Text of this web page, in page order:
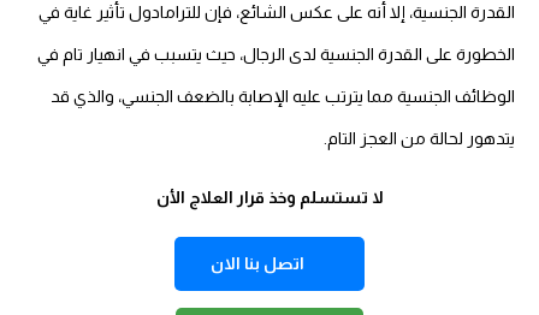
القدرة الجنسية، إلا أنه على عكس الشائع، فإن للترامادول تأثير غاية في
الخطورة على القدرة الجنسية لدى الرجال، حيث يتسبب في انهيار تام في
الوظائف الجنسية مما يترتب عليه الإصابة بالضعف الجنسي، والذي قد
يتدهور لحالة من العجز التام.
لا تستسلم وخذ قرار العلاج الأن
اتصل بنا الان